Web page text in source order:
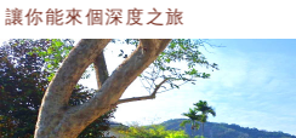
你能來個深度之旅